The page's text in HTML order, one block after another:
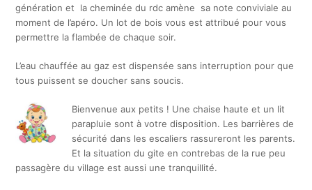
génération et la cheminée du rdc amène sa note conviviale au
moment de l’apéro. Un lot de bois vous est attribué pour vous
permettre la flambée de chaque soir.
L’eau chauffée au gaz est dispensée sans interruption pour que
tous puissent se doucher sans soucis.
Bienvenue aux petits ! Une chaise haute et un lit
parapluie sont à votre disposition. Les barrières de
sécurité dans les escaliers rassureront les parents.
Et la situation du gite en contrebas de la rue peu
passagère du village est aussi une tranquillité.